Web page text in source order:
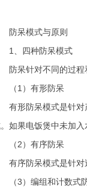
防呆模式与原则
1
、四种防呆模式
防呆针对不同的过程和
（1）有形防呆
有形防呆模式是针对
。如果电饭煲中未加
（2）有序防呆
有序防呆模式是针对
（3）编组和计数式